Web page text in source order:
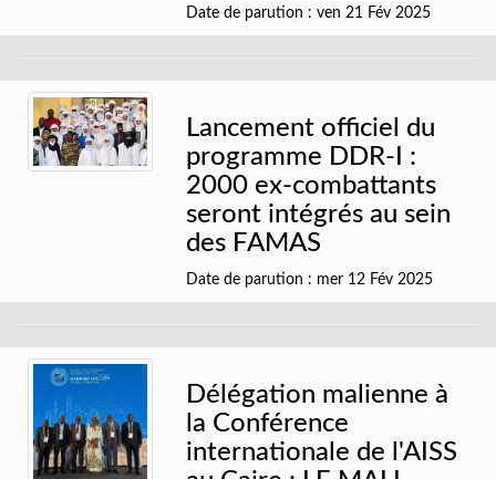
Date de parution : ven 21 Fév 2025
Lancement officiel du
programme DDR-I :
2000 ex-combattants
seront intégrés au sein
des FAMAS
Date de parution : mer 12 Fév 2025
Délégation malienne à
la Conférence
internationale de l'AISS